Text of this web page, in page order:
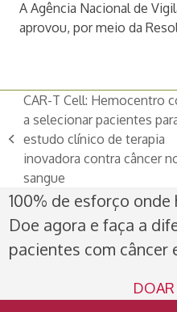
A Agência Nacional de
aprovou, por meio da
previous
post:
CAR-T Cell: Hemocentro
a selecionar pacientes
estudo clínico de terapia
inovadora contra câncer
sangue
100% de esforço onde
Doe agora e faça a
pacientes com câncer